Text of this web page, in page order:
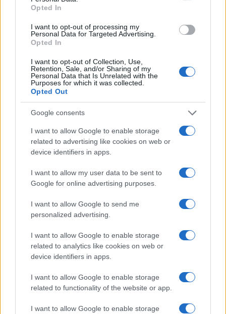
Opted In
I want to opt-out of processing my
Personal Data for Targeted Advertising.
Opted In
I want to opt-out of Collection, Use,
Retention, Sale, and/or Sharing of my
Personal Data that Is Unrelated with the
Purposes for which it was collected.
Opted Out
Google consents
I want to allow Google to enable storage
related to advertising like cookies on web or
device identifiers in apps.
I want to allow my user data to be sent to
Google for online advertising purposes.
I want to allow Google to send me
personalized advertising.
I want to allow Google to enable storage
related to analytics like cookies on web or
device identifiers in apps.
I want to allow Google to enable storage
related to functionality of the website or app.
I want to allow Google to enable storage
SDG2 sul territorio: come connettere agricoltori,
banchi alimentari e comunità
Ilaria Galli · 2 Ago 2026
Città a zero vittime: urbanistica, limiti intelligenti e dati
Andrea Innocenti · 2 Ago 2026